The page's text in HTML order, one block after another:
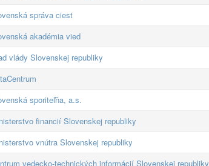
správa ciest
akadémia vied
vlády Slovenskej republiky
sporiteľňa, a.s.
financií Slovenskej republiky
vnútra Slovenskej republiky
vedecko-technických informácií Slovenskej republiky